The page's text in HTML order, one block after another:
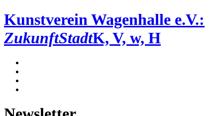
Kunstverein Wagenhalle e.V.:
ZukunftStadtK, V, w, H